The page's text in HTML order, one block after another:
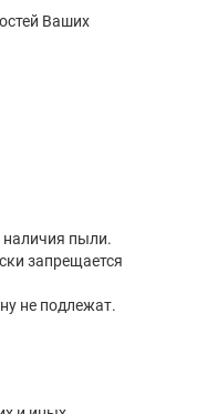
Ваших
без наличия пыли.
обмену не подлежат.